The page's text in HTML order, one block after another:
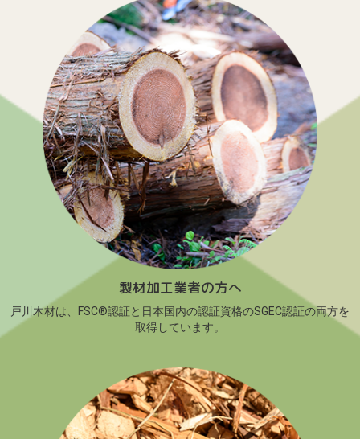
製材加工業者の方へ
戸川木材は、FSC®認証と日本国内の認証資格のSGEC認証の両方を
取得しています。